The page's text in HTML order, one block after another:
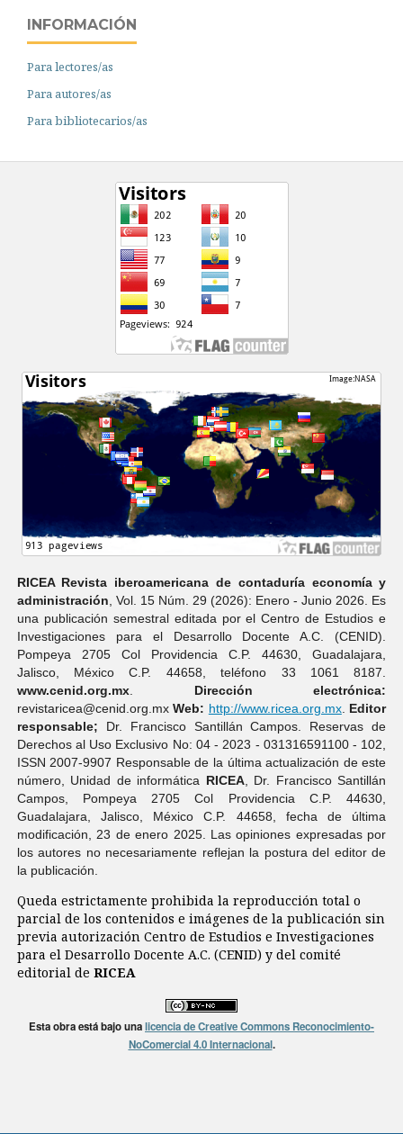
INFORMACIÓN
Para lectores/as
Para autores/as
Para bibliotecarios/as
RICEA Revista iberoamericana de contaduría economí­a y
administración , Vol. 15 Núm. 29 (2026): Enero - Junio 2026. Es
una publicación semestral editada por el Centro de Estudios e
Investigaciones para el Desarrollo Docente A.C. (CENID).
Pompeya 2705 Col Providencia C.P. 44630, Guadalajara,
Jalisco, México C.P. 44658, teléfono 33 1061 8187.
www.cenid.org.mx. Dirección electrónica:
revistaricea@cenid.org.mxWeb: http://www.ricea.org.mx. Editor
responsable; Dr. Francisco Santillán Campos. Reservas de
Derechos al Uso Exclusivo No: 04 - 2023 - 031316591100 - 102,
ISSN 2007-9907 Responsable de la última actualización de este
número, Unidad de informática RICEA, Dr. Francisco Santillán
Campos, Pompeya 2705 Col Providencia C.P. 44630,
Guadalajara, Jalisco, México C.P. 44658, fecha de última
modificación, 23 de enero 2025. Las opiniones expresadas por
los autores no necesariamente reflejan la postura del editor de
la publicación.
Queda estrictamente prohibida la reproducción total o
parcial de los contenidos e imágenes de la publicación sin
previa autorización Centro de Estudios e Investigaciones
para el Desarrollo Docente A.C. (CENID) y del comité
editorial de RICEA
Esta obra está bajo unalicencia de Creative Commons Reconocimiento-
NoComercial 4.0 Internacional.